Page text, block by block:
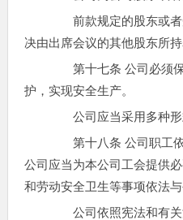
前款规定的股东或者
决由出席会议的其他股东所
第十七条 公司必须保
护，实现安全生产。
公司应当采用多种形
第十八条 公司职工依
公司应当为本公司工会提供
和劳动安全卫生等事项依法与
公司依照宪法和有关